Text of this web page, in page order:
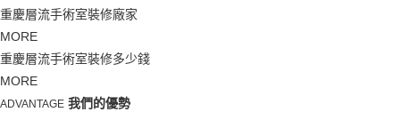
重慶層流手術室裝修廠家
MORE
重慶層流手術室裝修多少錢
MORE
ADVANTAGE 我們的優勢